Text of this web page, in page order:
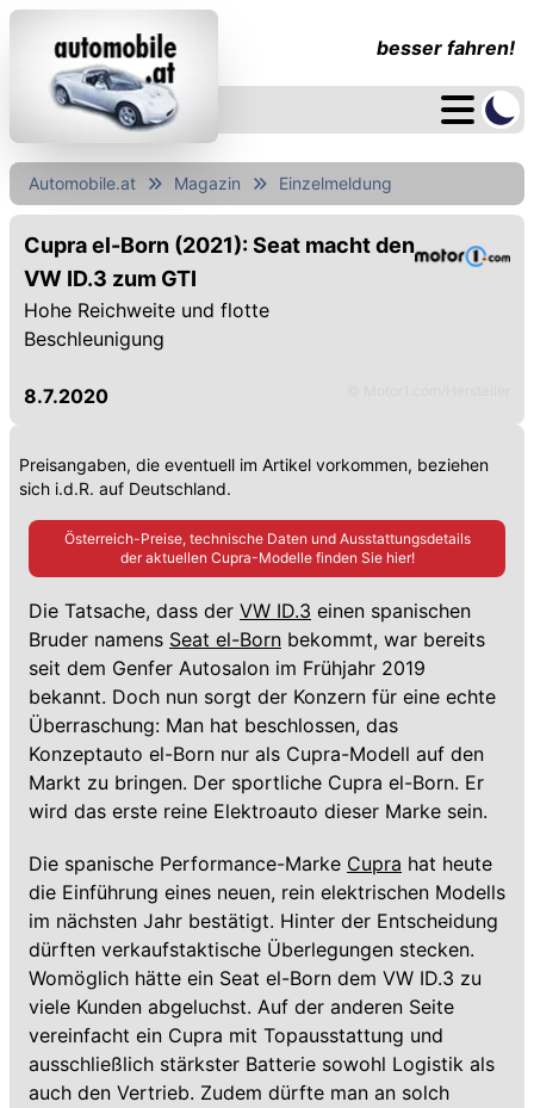
besser fahren!
Automobile.at Magazin Einzelmeldung
Cupra el-Born (2021): Seat macht den
VW ID.3 zum GTI
Hohe Reichweite und flotte
Beschleunigung
8.7.2020
Preisangaben, die eventuell im Artikel vorkommen, beziehen
sich i.d.R. auf Deutschland.
Österreich-Preise, technische Daten und Ausstattungsdetails
der aktuellen Cupra-Modelle finden Sie hier!
Die Tatsache, dass der VW ID.3 einen spanischen
Bruder namens Seat el-Born bekommt, war bereits
seit dem Genfer Autosalon im Frühjahr 2019
bekannt. Doch nun sorgt der Konzern für eine echte
Überraschung: Man hat beschlossen, das
Konzeptauto el-Born nur als Cupra-Modell auf den
Markt zu bringen. Der sportliche Cupra el-Born. Er
wird das erste reine Elektroauto dieser Marke sein.
Die spanische Performance-Marke Cupra hat heute
die Einführung eines neuen, rein elektrischen Modells
im nächsten Jahr bestätigt. Hinter der Entscheidung
dürften verkaufstaktische Überlegungen stecken.
Womöglich hätte ein Seat el-Born dem VW ID.3 zu
viele Kunden abgeluchst. Auf der anderen Seite
vereinfacht ein Cupra mit Topausstattung und
ausschließlich stärkster Batterie sowohl Logistik als
auch den Vertrieb. Zudem dürfte man an solch